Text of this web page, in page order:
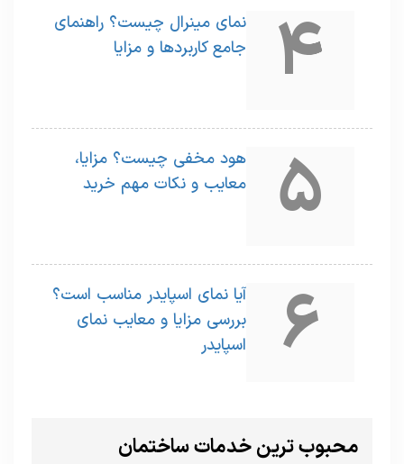
4
نمای مینرال چیست؟ راهنمای
جامع کاربردها و مزایا
5
هود مخفی چیست؟ مزایا،
معایب و نکات مهم خرید
6
آیا نمای اسپایدر مناسب است؟
بررسی مزایا و معایب نمای
اسپایدر
محبوب ترین خدمات ساختمان